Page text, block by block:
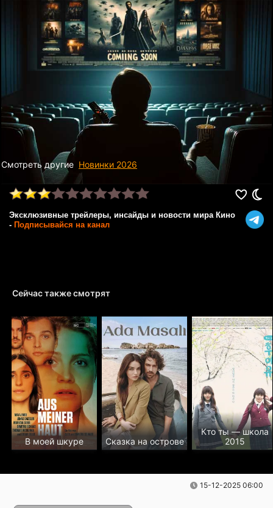
Смотреть другие Новинки 2026
Эксклюзивные трейлеры, инсайды и новости мира Кино
- Подписывайся на канал
Сейчас также смотрят
В моей шкуре Сказка на острове
Кто ты — школа
2015
15-12-2025 06:00